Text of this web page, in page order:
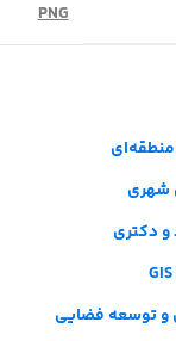
PNG
منطقه‌ای
شهری
و دکتری
GIS
و توسعه فضایی